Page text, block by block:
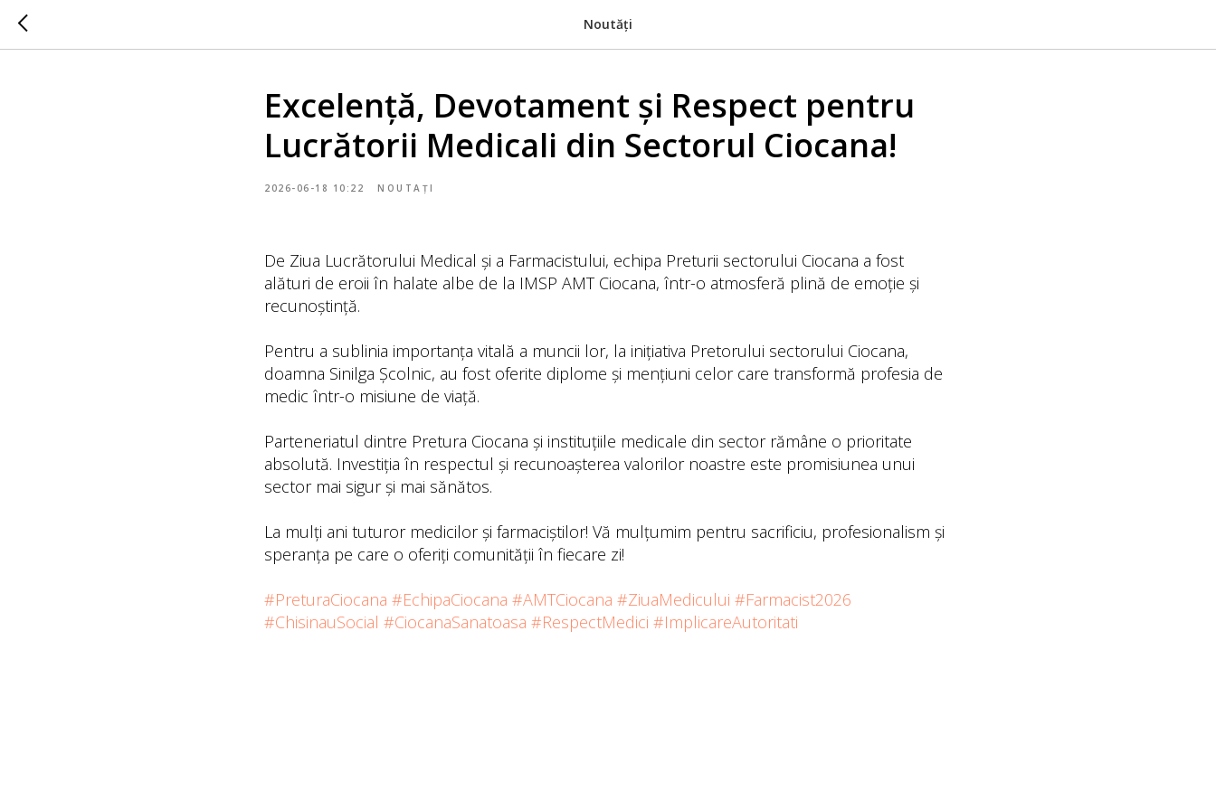
Noutăți
Excelență, Devotament și Respect pentru
Lucrătorii Medicali din Sectorul Ciocana!
2026-06-18 10:22 NOUTAȚI
De Ziua Lucrătorului Medical și a Farmacistului, echipa Preturii sectorului Ciocana a fost
alături de eroii în halate albe de la IMSP AMT Ciocana, într-o atmosferă plină de emoție și
recunoștință.
Pentru a sublinia importanța vitală a muncii lor, la inițiativa Pretorului sectorului Ciocana,
doamna Sinilga Școlnic, au fost oferite diplome și mențiuni celor care transformă profesia de
medic într-o misiune de viață.
Parteneriatul dintre Pretura Ciocana și instituțiile medicale din sector rămâne o prioritate
absolută. Investiția în respectul și recunoașterea valorilor noastre este promisiunea unui
sector mai sigur și mai sănătos.
La mulți ani tuturor medicilor și farmaciștilor! Vă mulțumim pentru sacrificiu, profesionalism și
speranța pe care o oferiți comunității în fiecare zi!
#PreturaCiocana #EchipaCiocana #AMTCiocana #ZiuaMedicului #Farmacist2026
#ChisinauSocial #CiocanaSanatoasa #RespectMedici #ImplicareAutoritati